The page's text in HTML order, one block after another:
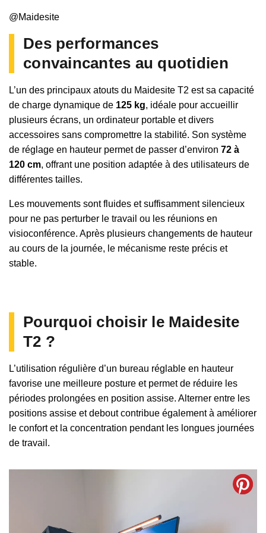
@Maidesite
Des performances
convaincantes au quotidien
L’un des principaux atouts du Maidesite T2 est sa capacité
de charge dynamique de 125 kg, idéale pour accueillir
plusieurs écrans, un ordinateur portable et divers
accessoires sans compromettre la stabilité. Son système
de réglage en hauteur permet de passer d’environ 72 à
120 cm, offrant une position adaptée à des utilisateurs de
différentes tailles.
Les mouvements sont fluides et suffisamment silencieux
pour ne pas perturber le travail ou les réunions en
visioconférence. Après plusieurs changements de hauteur
au cours de la journée, le mécanisme reste précis et
stable.
Pourquoi choisir le Maidesite
T2 ?
L’utilisation régulière d’un bureau réglable en hauteur
favorise une meilleure posture et permet de réduire les
périodes prolongées en position assise. Alterner entre les
positions assise et debout contribue également à améliorer
le confort et la concentration pendant les longues journées
de travail.